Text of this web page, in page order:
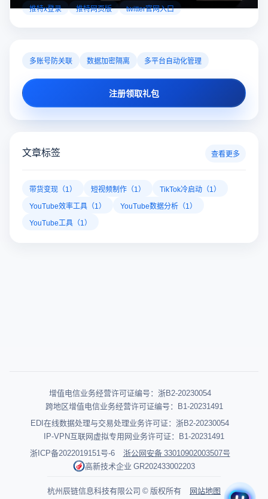
对性解决登录难题，让推特X登录更稳定安全～
推特x登录 推特网页版 twitter官网入口
多账号防关联 数据加密隔离 多平台自动化管理
注册领取礼包
文章标签 查看更多
带货变现（1） 短视频制作（1）
TikTok冷启动（1）
YouTube效率工具（1）
YouTube数据分析（1）
YouTube工具（1）
增值电信业务经营许可证编号：浙B2-20230054
跨地区增值电信业务经营许可证编号：B1-20231491
EDI在线数据处理与交易处理业务许可证：浙B2-20230054
IP-VPN互联网虚拟专用网业务许可证：B1-20231491
浙ICP备2022019151号-6
浙公网安备 33010902003507号
高新技术企业 GR202433002203
杭州辰链信息科技有限公司 © 版权所有 网站地图